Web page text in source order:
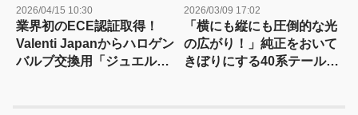
2026/04/15 10:30
業界初のECE認証取得！
Valenti Japanからハロゲン
バルブ交換用「ジュエル
2026/03/09 17:02
「横にも縦にも圧倒的な光
の広がり！」純正をおいて
きぼりにする40系テールレ